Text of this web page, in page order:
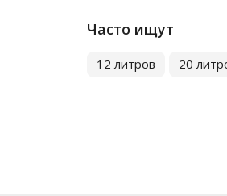
Часто ищут
12 литров 20